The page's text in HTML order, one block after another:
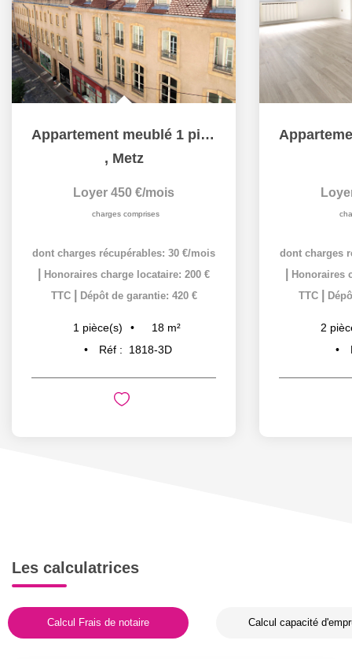
Appartement meublé 1 pièce 18 m² à louer à METZ hypercentre
, Metz
Loyer 450 €/mois
charges comprises
dont charges récupérables: 30 €/mois
Honoraires charge locataire: 200 €
TTC
Dépôt de garantie: 420 €
1 pièce(s) 18 m²
Réf :
1818-3D
dont charges
Honoraires
TTC
2
Les calculatrices
Calcul Frais de notaire Calcul capacité